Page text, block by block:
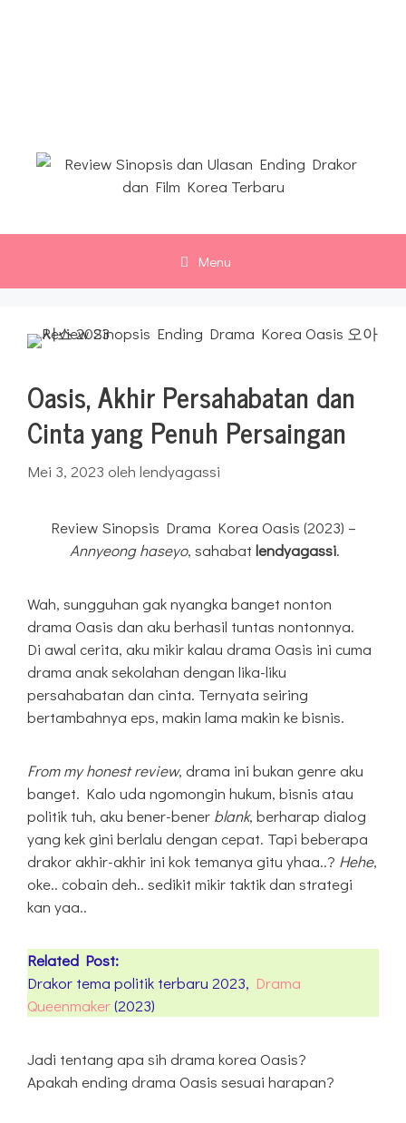
Menu
Oasis, Akhir Persahabatan dan
Cinta yang Penuh Persaingan
Mei 3, 2023 oleh lendyagassi
Review Sinopsis Drama Korea Oasis (2023) –
Annyeong haseyo, sahabat lendyagassi.
Wah, sungguhan gak nyangka banget nonton
drama Oasis dan aku berhasil tuntas nontonnya.
Di awal cerita, aku mikir kalau drama Oasis ini cuma
drama anak sekolahan dengan lika-liku
persahabatan dan cinta. Ternyata seiring
bertambahnya eps, makin lama makin ke bisnis.
From my honest review, drama ini bukan genre aku
banget. Kalo uda ngomongin hukum, bisnis atau
politik tuh, aku bener-bener blank, berharap dialog
yang kek gini berlalu dengan cepat. Tapi beberapa
drakor akhir-akhir ini kok temanya gitu yhaa..? Hehe,
oke.. cobain deh.. sedikit mikir taktik dan strategi
kan yaa..
Related Post:
Drakor tema politik terbaru 2023, Drama
Queenmaker(2023)
Jadi tentang apa sih drama korea Oasis?
Apakah ending drama Oasis sesuai harapan?